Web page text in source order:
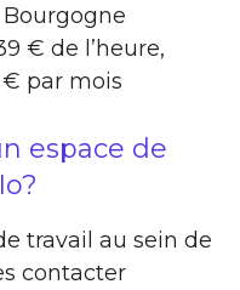
€ de l’heure,
€ par mois
espace de
travail au sein de
contacter